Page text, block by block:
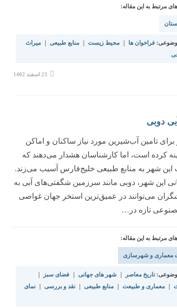
مرتبط به این مقاله:
فراخوان ها محیط زیست منابع طبیعی
میراث
نوشته
23 اسفند 1402
دوبی
برای تامین آب‌شیرین مورد ‌‌‌نیاز ساکنان و اماکن
کرده است، اما کارشناسان هشدار می‌دهند که
این شهر به منابع طبیعی خلیج‌فارس آسیب می‌‌‌زند.
این شهر، دوبی مانند سرزمین شگفتی‌‌‌های آبی به
می‌‌‌توانند در عمیق‌‌‌ترین استخر جهان غواصی
تازه در…
مرتبط به این مقاله:
معماری و شهرسازی
تاریخ معاصر شهر های جهانی فضای سبز
معماری و طبیعت منابع طبیعی نقد و بررسی
نمای